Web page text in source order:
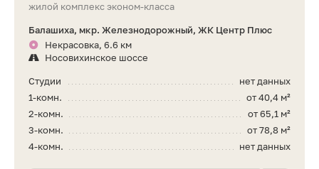
жилой комплекс эконом-класса
Балашиха, мкр. Железнодорожный, ЖК Центр Плюс
Некрасовка, 6.6 км
Носовихинское шоссе
нет данных
Студии
от 40,4 м²
1-комн.
от 65,1 м²
2-комн.
от 78,8 м²
3-комн.
нет данных
4-комн.